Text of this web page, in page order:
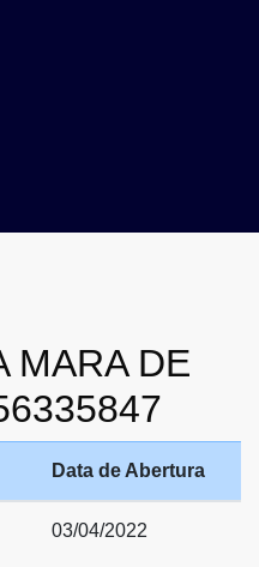
MARA DE
Data de Abertura
03/04/2022